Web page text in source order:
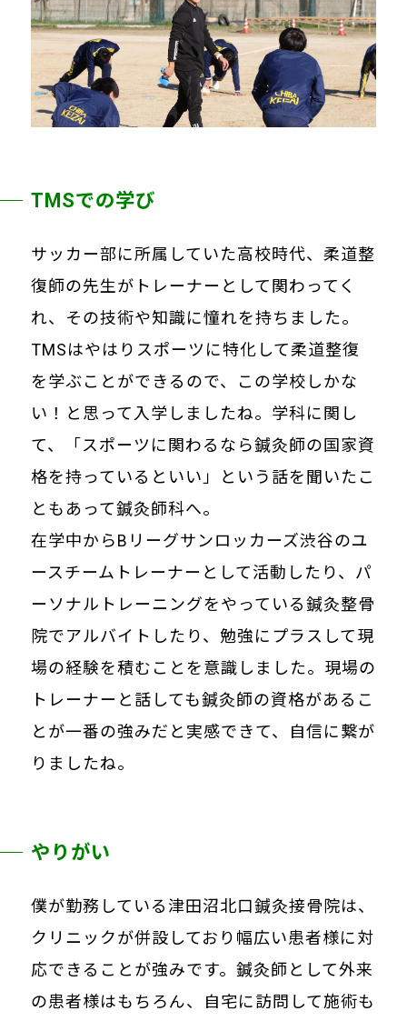
TMSでの学び
サッカー部に所属していた高校時代、柔道整
復師の先生がトレーナーとして関わってく
れ、その技術や知識に憧れを持ちました。
TMSはやはりスポーツに特化して柔道整復
を学ぶことができるので、この学校しかな
い！と思って入学しましたね。学科に関し
て、「スポーツに関わるなら鍼灸師の国家資
格を持っているといい」という話を聞いたこ
ともあって鍼灸師科へ。
在学中からBリーグサンロッカーズ渋谷のユ
ースチームトレーナーとして活動したり、パ
ーソナルトレーニングをやっている鍼灸整骨
院でアルバイトしたり、勉強にプラスして現
場の経験を積むことを意識しました。現場の
トレーナーと話しても鍼灸師の資格があるこ
とが一番の強みだと実感できて、自信に繋が
りましたね。
やりがい
僕が勤務している津田沼北口鍼灸接骨院は、
クリニックが併設しており幅広い患者様に対
応できることが強みです。鍼灸師として外来
の患者様はもちろん、自宅に訪問して施術も